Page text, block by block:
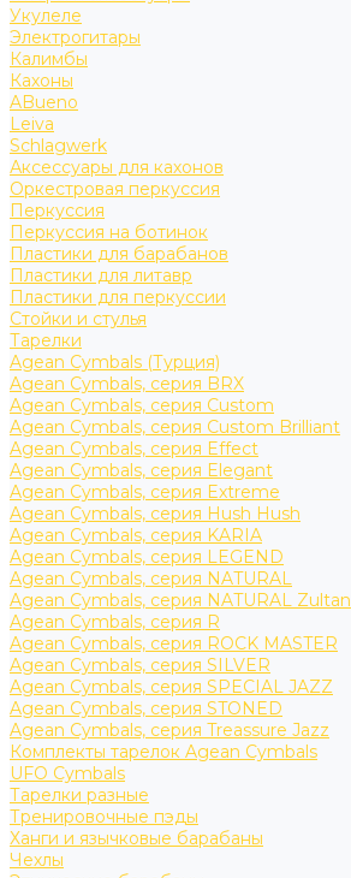
Укулеле
Электрогитары
Калимбы
Кахоны
ABueno
Leiva
Schlagwerk
Аксессуары для кахонов
Оркестровая перкуссия
Перкуссия
Перкуссия на ботинок
Пластики для барабанов
Пластики для литавр
Пластики для перкуссии
Стойки и стулья
Тарелки
Agean Cymbals (Турция)
Agean Cymbals, серия BRX
Agean Cymbals, серия Custom
Agean Cymbals, серия Custom Brilliant
Agean Cymbals, серия Effect
Agean Cymbals, серия Elegant
Agean Cymbals, серия Extreme
Agean Cymbals, серия Hush Hush
Agean Cymbals, серия KARIA
Agean Cymbals, серия LEGEND
Agean Cymbals, серия NATURAL
Agean Cymbals, серия NATURAL Zultan
Agean Cymbals, серия R
Agean Cymbals, серия ROCK MASTER
Agean Cymbals, серия SILVER
Agean Cymbals, серия SPECIAL JAZZ
Agean Cymbals, серия STONED
Agean Cymbals, серия Treassure Jazz
Комплекты тарелок Agean Cymbals
UFO Cymbals
Тарелки разные
Тренировочные пэды
Ханги и язычковые барабаны
Чехлы